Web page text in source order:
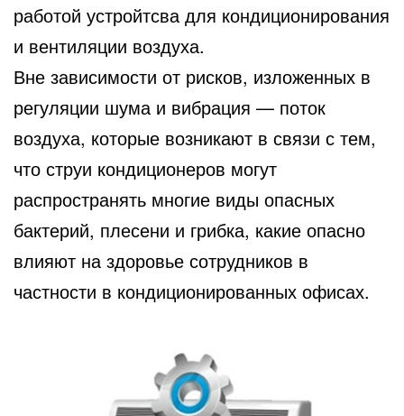
работой устройтсва для кондиционирования
и вентиляции воздуха.
Вне зависимости от рисков, изложенных в
регуляции шума и вибрация — поток
воздуха, которые возникают в связи с тем,
что струи кондиционеров могут
распространять многие виды опасных
бактерий, плесени и грибка, какие опасно
влияют на здоровье сотрудников в
частности в кондиционированных офисах.